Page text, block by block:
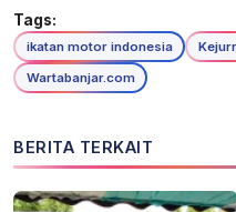
Tags:
ikatan motor indonesia
Wartabanjar.com
BERITA TERKAIT